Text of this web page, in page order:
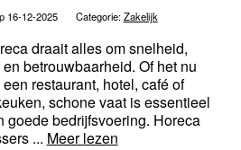
16-12-2025 Categorie:Zakelijk
draait alles om snelheid,
betrouwbaarheid. Of het nu
restaurant, hotel, café of
schone vaat is essentieel
goede bedrijfsvoering. Horeca
... Meer lezen